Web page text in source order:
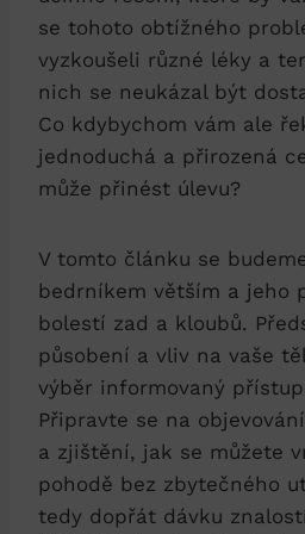
se tohoto obtížného
vyzkoušeli různé léky a
nich se neukázal být
Co kdybychom vám ale
jednoduchá a přirozená
může přinést úlevu?
V tomto článku se
bedrníkem větším a jeho
bolestí zad a kloubů.
působení a vliv na vaše
výběr informovaný
Připravte se na
a zjištění, jak se můžete
pohodě bez zbytečného
tedy dopřát dávku